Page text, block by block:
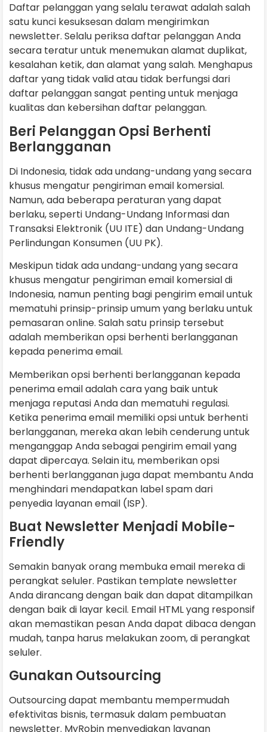
Daftar pelanggan yang selalu terawat adalah salah
satu kunci kesuksesan dalam mengirimkan
newsletter. Selalu periksa daftar pelanggan Anda
secara teratur untuk menemukan alamat duplikat,
kesalahan ketik, dan alamat yang salah. Menghapus
daftar yang tidak valid atau tidak berfungsi dari
daftar pelanggan sangat penting untuk menjaga
kualitas dan kebersihan daftar pelanggan.
Beri Pelanggan Opsi Berhenti
Berlangganan
Di Indonesia, tidak ada undang-undang yang secara
khusus mengatur pengiriman email komersial.
Namun, ada beberapa peraturan yang dapat
berlaku, seperti Undang-Undang Informasi dan
Transaksi Elektronik (UU ITE) dan Undang-Undang
Perlindungan Konsumen (UU PK).
Meskipun tidak ada undang-undang yang secara
khusus mengatur pengiriman email komersial di
Indonesia, namun penting bagi pengirim email untuk
mematuhi prinsip-prinsip umum yang berlaku untuk
pemasaran online. Salah satu prinsip tersebut
adalah memberikan opsi berhenti berlangganan
kepada penerima email.
Memberikan opsi berhenti berlangganan kepada
penerima email adalah cara yang baik untuk
menjaga reputasi Anda dan mematuhi regulasi.
Ketika penerima email memiliki opsi untuk berhenti
berlangganan, mereka akan lebih cenderung untuk
menganggap Anda sebagai pengirim email yang
dapat dipercaya. Selain itu, memberikan opsi
berhenti berlangganan juga dapat membantu Anda
menghindari mendapatkan label spam dari
penyedia layanan email (ISP).
Buat Newsletter Menjadi Mobile-
Friendly
Semakin banyak orang membuka email mereka di
perangkat seluler. Pastikan template newsletter
Anda dirancang dengan baik dan dapat ditampilkan
dengan baik di layar kecil. Email HTML yang responsif
akan memastikan pesan Anda dapat dibaca dengan
mudah, tanpa harus melakukan zoom, di perangkat
seluler.
Gunakan Outsourcing
Outsourcing dapat membantu mempermudah
efektivitas bisnis, termasuk dalam pembuatan
newsletter. MyRobin menyediakan layanan